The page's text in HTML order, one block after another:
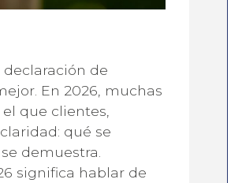
de
En 2026, muchas
que clientes,
qué se
demuestra.
significa hablar de